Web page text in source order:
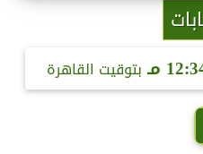
مـ بتوقيت القاهرة